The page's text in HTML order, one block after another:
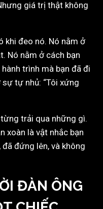
giá trị thật không
khi đeo nó. Nó nằm ở
Nó nằm ở cách bạn
trình mà bạn đã đi
tự nhủ: “Tôi xứng
trải qua những gì.
xoàn là vật nhắc bạn
đứng lên, và không
ĐÀN ÔNG